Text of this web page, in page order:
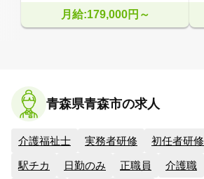
月給:179,000円～
青森県青森市の求人
介護福祉士 実務者研修 初任者研修
駅チカ 日勤のみ 正職員 介護職